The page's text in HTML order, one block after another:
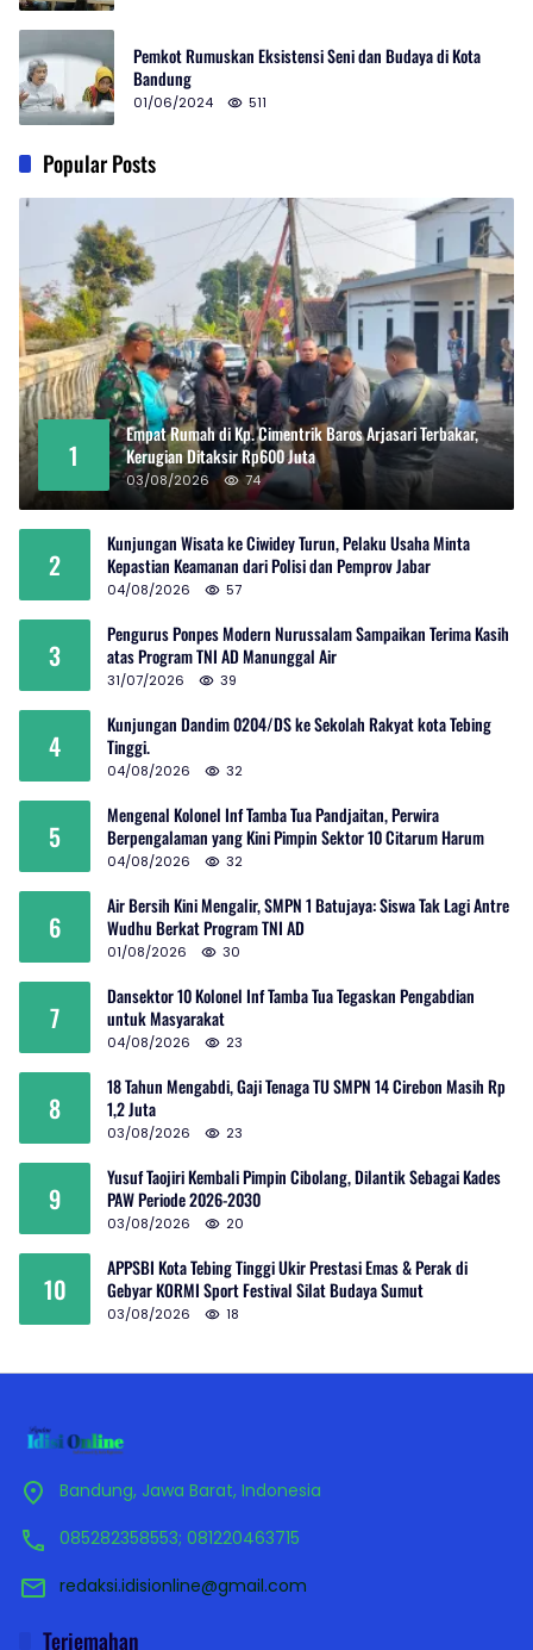
Pemkot Rumuskan Eksistensi Seni dan Budaya di Kota
Bandung
01/06/2024 511
Popular Posts
1
Empat Rumah di Kp. Cimentrik Baros Arjasari Terbakar,
Kerugian Ditaksir Rp600 Juta
03/08/2026 74
2
Kunjungan Wisata ke Ciwidey Turun, Pelaku Usaha Minta
Kepastian Keamanan dari Polisi dan Pemprov Jabar
04/08/2026 57
3
Pengurus Ponpes Modern Nurussalam Sampaikan Terima Kasih
atas Program TNI AD Manunggal Air
31/07/2026 39
4
Kunjungan Dandim 0204/DS ke Sekolah Rakyat kota Tebing
Tinggi.
04/08/2026 32
5
Mengenal Kolonel Inf Tamba Tua Pandjaitan, Perwira
Berpengalaman yang Kini Pimpin Sektor 10 Citarum Harum
04/08/2026 32
6
Air Bersih Kini Mengalir, SMPN 1 Batujaya: Siswa Tak Lagi Antre
Wudhu Berkat Program TNI AD
01/08/2026 30
7
Dansektor 10 Kolonel Inf Tamba Tua Tegaskan Pengabdian
untuk Masyarakat
04/08/2026 23
8
18 Tahun Mengabdi, Gaji Tenaga TU SMPN 14 Cirebon Masih Rp
1,2 Juta
03/08/2026 23
9
Yusuf Taojiri Kembali Pimpin Cibolang, Dilantik Sebagai Kades
PAW Periode 2026-2030
03/08/2026 20
10
APPSBI Kota Tebing Tinggi Ukir Prestasi Emas & Perak di
Gebyar KORMI Sport Festival Silat Budaya Sumut
03/08/2026 18
Bandung, Jawa Barat, Indonesia
085282358553; 081220463715
redaksi.idisionline@gmail.com
Terjemahan